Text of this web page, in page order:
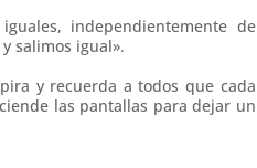
independientemente de
salimos igual».
y recuerda a todos que cada
las pantallas para dejar un